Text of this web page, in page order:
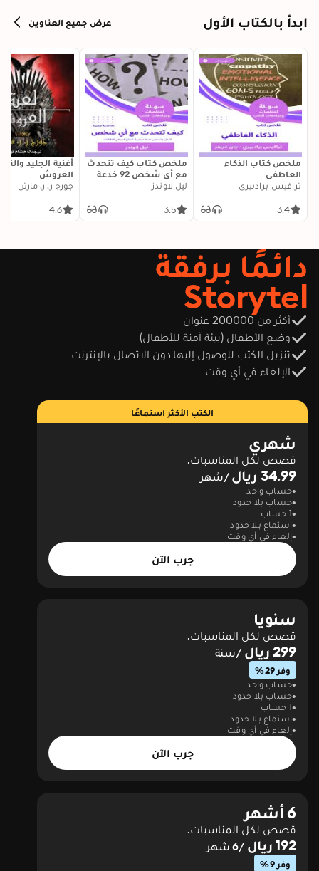
ابدأ بالكتاب الأول عرض جميع العناوين
ملخص كتاب الذكاء
العاطفي
ترافيس برادبيري
3.4
ملخص كتاب كيف تتحدث
مع أي شخص 92 خدعة
صغيرة: اثنتان وتسعون
في العلاقات
ليل لاوندز
3.5
أغنية الجليد
العروش
جورج ر. ر. مارتن
4.6
دائمًا برفقة
Storytel
أكثر من 200000 عنوان
وضع الأطفال (بيئة آمنة للأطفال)
تنزيل الكتب للوصول إليها دون الاتصال بالإنترنت
الإلغاء في أي وقت
الكتب الأكثر استماعًا
شهري
قصص لكل المناسبات.
34.99 ريال /شهر
حساب واحد
حساب بلا حدود
1 حساب
استماع بلا حدود
إلغاء في أي وقت
جرب الآن
سنويا
قصص لكل المناسبات.
299 ريال /سنة
وفر 29%
حساب واحد
حساب بلا حدود
1 حساب
استماع بلا حدود
إلغاء في أي وقت
جرب الآن
6 أشهر
قصص لكل المناسبات.
192 ريال /6 شهر
وفر 9%